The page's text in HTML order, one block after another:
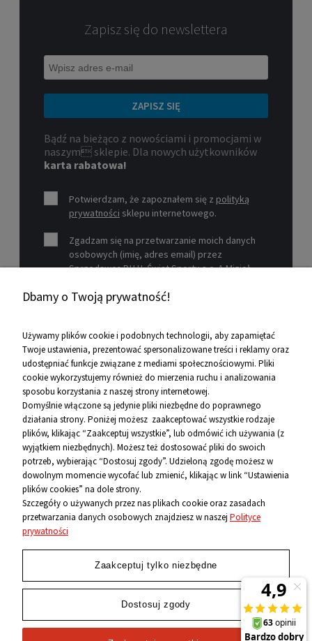
Zapisz się do newslettera
ZAPISZ SIĘ
Bądź na bieżąco z nowościami i promocjami w
naszym sklepie. Dla nowych użytkowników
karta rabatowa!
Potwierdzam, że zapoznałem się z polityką
prywatności sklepu internetowego.
Zgadzam się na przetwarzanie moich danych
osobowych (imię, adres email) przez
Sprzedawcę P.H.U. Świat Sportu s.c. A.Mizioł,
19-26-977 w celu marketingowym.
Pomoc
Informacje
O firmie
Kontakt
12 656 10 26
881 500 460
ul. Rejtana 12, 30-510 Kraków
Dbamy o Twoją prywatność!
Używamy plików cookie i podobnych technologii, aby zapamiętać
Twoje ustawienia, prezentować spersonalizowane treści i reklamy oraz
udostępniać funkcje związane z mediami społecznościowymi. Pliki
cookie wykorzystujemy również do mierzenia ruchu i analizowania
sposobu korzystania z naszej strony internetowej.
Domyślnie włączone są jedynie pliki niezbędne do poprawnego
działania strony. Poniżej możesz zaakceptować wszystkie rodzaje
plików, klikając “Zaakceptuj wszystkie”, lub odmówić ich używania (z
wyjątkiem niezbędnych). Możesz też dostosować pliki do swoich
potrzeb, wybierając “Dostosuj zgody”. Udzieloną zgodę możesz w
dowolnym momencie wycofać lub zmienić, klikając w link “Ustawienia
plików cookies” na dole strony.
Szczegóły o używanych przez nas plikach cookie oraz zasadach
przetwarzania danych osobowych znajdziesz w naszej Polityce
prywatności
Zaakceptuj tylko niezbędne
Dostosuj zgody